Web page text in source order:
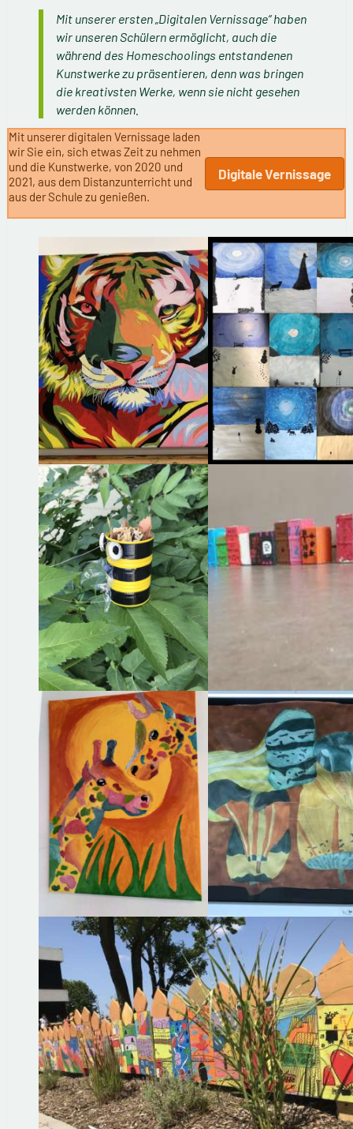
Mit unserer ersten „Digitalen Vernissage“ haben
wir unseren Schülern ermöglicht, auch die
während des Homeschoolings entstandenen
Kunstwerke zu präsentieren, denn was bringen
die kreativsten Werke, wenn sie nicht gesehen
werden können.
Mit unserer digitalen Vernissage laden
wir Sie ein, sich etwas Zeit zu nehmen
und die Kunstwerke, von 2020 und
2021, aus dem Distanzunterricht und
aus der Schule zu genießen.
Digitale Vernissage